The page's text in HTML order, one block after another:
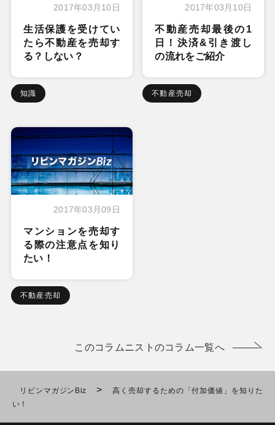
2017年03月10日
生活保護を受けてい
たら不動産を売却す
る？しない？
知識
2017年03月10日
不動産売却最後の1
日！決済&引き渡し
の流れをご紹介
不動産売却
2017年03月09日
マンションを売却す
る際の注意点を知り
たい！
不動産売却
このコラムニストのコラム一覧へ
リビンマガジンBiz >
高く売却するための「付加価値」を知りた
い！